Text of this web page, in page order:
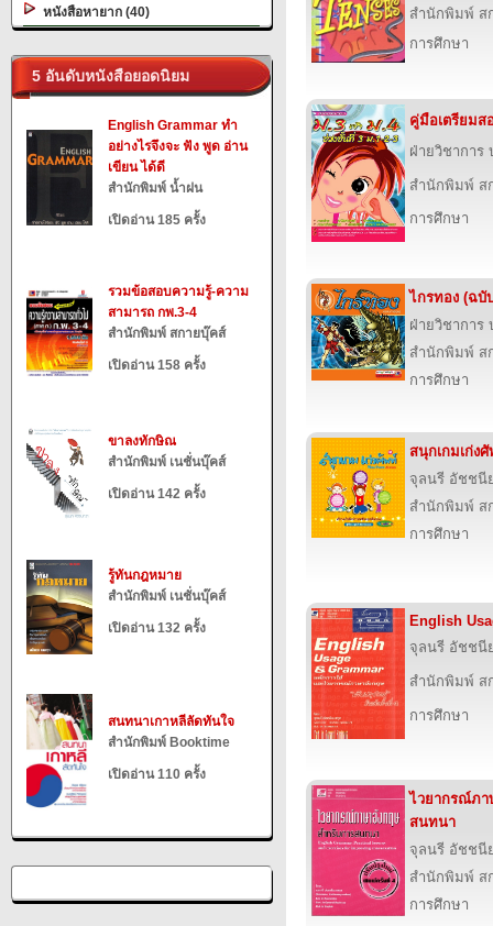
หนังสือหายาก (40)
5 อันดับหนังสือยอดนิยม
English Grammar ทำ
อย่างไรจึงจะ ฟัง พูด อ่าน
เขียน ได้ดี
สำนักพิมพ์ น้ำฝน
เปิดอ่าน 185 ครั้ง
รวมข้อสอบความรู้-ความ
สามารถ กพ.3-4
สำนักพิมพ์ สกายบุ๊คส์
เปิดอ่าน 158 ครั้ง
ขาลงทักษิณ
สำนักพิมพ์ เนชั่นบุ๊คส์
เปิดอ่าน 142 ครั้ง
รู้ทันกฎหมาย
สำนักพิมพ์ เนชั่นบุ๊คส์
เปิดอ่าน 132 ครั้ง
สนทนาเกาหลีลัดทันใจ
สำนักพิมพ์ Booktime
เปิดอ่าน 110 ครั้ง
สำนักพิมพ์ ส
การศึกษา
คู่มือเตรียมส
ฝ่ายวิชาการ
สำนักพิมพ์ ส
การศึกษา
ไกรทอง (ฉบั
ฝ่ายวิชาการ
สำนักพิมพ์ ส
การศึกษา
สนุกเกมเก่ง
จุลนรี อัชชนี
สำนักพิมพ์ ส
การศึกษา
English
จุลนรี อัชชนี
สำนักพิมพ์ ส
การศึกษา
ไวยากรณ์ภา
สนทนา
จุลนรี อัชชนี
สำนักพิมพ์ ส
การศึกษา